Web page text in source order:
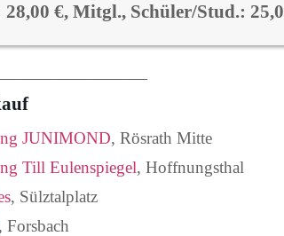
€, Mitgl., Schüler/Stud.:
JUNIMOND, Rösrath Mitte
Till Eulenspiegel, Hoffnungsthal
, Sülztalplatz
, Forsbach